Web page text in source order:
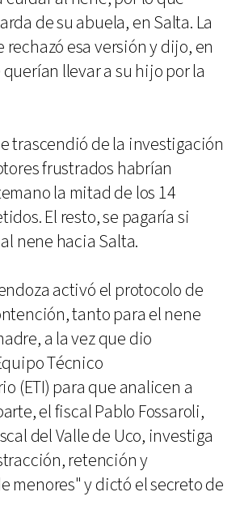
de su abuela, en Salta. La
rechazó esa versión y dijo, en
llevar a su hijo por la
trascendió de la investigación
frustrados habrían
la mitad de los 14
El resto, se pagaría si
nene hacia Salta.
activó el protocolo de
tanto para el nene
a la vez que dio
Técnico
(ETI) para que analicen a
el fiscal Pablo Fossaroli,
del Valle de Uco, investiga
retención y
menores" y dictó el secreto de